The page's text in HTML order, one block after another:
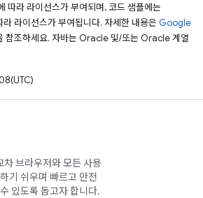
따라 라이선스가 부여되며, 코드 샘플에는
라 라이선스가 부여됩니다. 자세한 내용은 Google
참조하세요. 자바는 Oracle 및/또는 Oracle 계열
브라우저와 모든 사용
기 쉬우며 빠르고 안전
있도록 돕고자 합니다.